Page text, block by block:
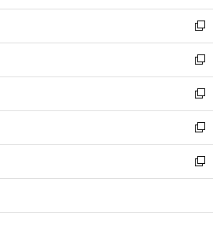
開
く
ウ
で
開
く
ン
ド
ウ
で
開
く
ウ
ィ
ン
ド
ウ
で
開
く
新
し
い
ウ
ィ
ン
ド
ウ
で
開
新
し
い
ウ
ィ
ン
ド
ウ
開
新
し
い
ウ
ィ
ン
ウ
新
し
い
ウ
ン
新
し
ウ